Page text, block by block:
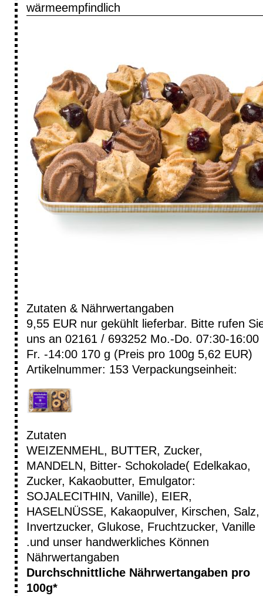
wärme­empfindlich
Zutaten & Nährwertangaben
9,55 EUR nur gekühlt lieferbar. Bitte rufen
uns an 02161 / 693252 Mo.-Do. 07:30-16:00
Fr. -14:00 170 g (Preis pro 100g 5,62 EUR)
Artikelnummer: 153 Verpackungseinheit:
Zutaten
WEIZENMEHL, BUTTER, Zucker,
MANDELN, Bitter- Schokolade( Edelkakao,
Zucker, Kakaobutter, Emulgator:
SOJALECITHIN, Vanille), EIER,
HASELNÜSSE, Kakaopulver, Kirschen, Salz,
Invertzucker, Glukose, Fruchtzucker, Vanille
.und unser handwerkliches Können
Nährwertangaben
Durchschnittliche Nährwertangaben pro
100g*